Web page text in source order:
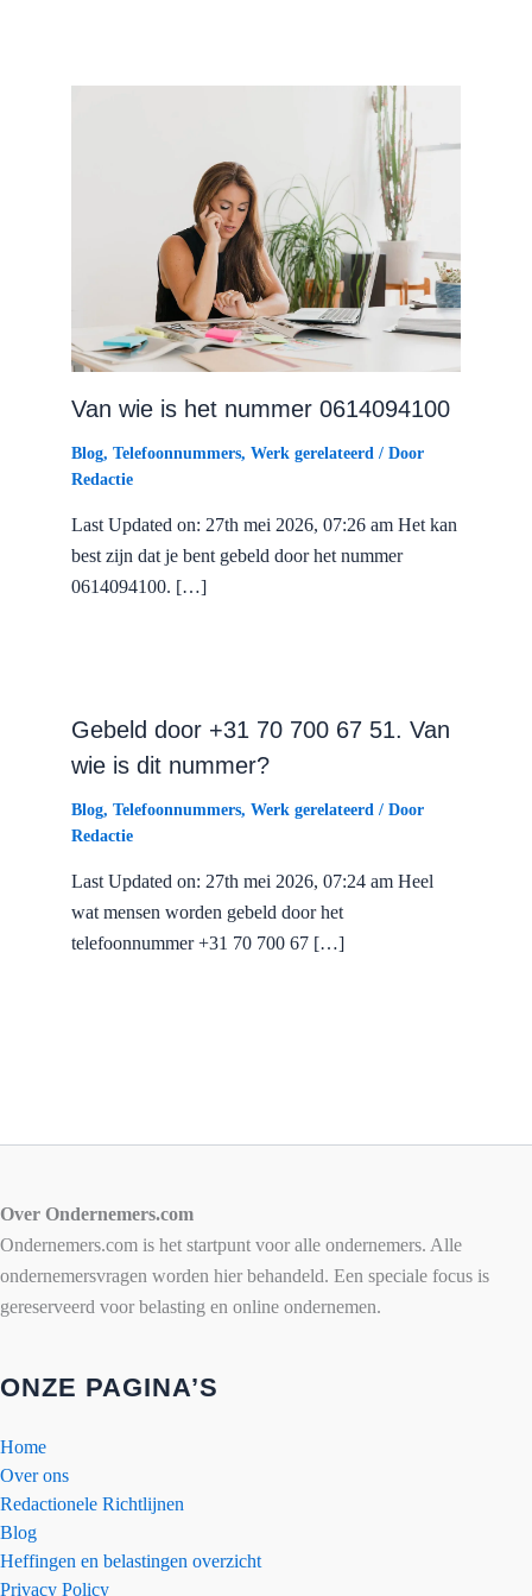
Van wie is het nummer 0614094100
Blog, Telefoonnummers, Werk gerelateerd / Door
Redactie
Last Updated on: 27th mei 2026, 07:26 am Het kan
best zijn dat je bent gebeld door het nummer
0614094100. […]
Gebeld door +31 70 700 67 51. Van
wie is dit nummer?
Blog, Telefoonnummers, Werk gerelateerd / Door
Redactie
Last Updated on: 27th mei 2026, 07:24 am Heel
wat mensen worden gebeld door het
telefoonnummer +31 70 700 67 […]
Over Ondernemers.com
Ondernemers.com is het startpunt voor alle ondernemers. Alle
ondernemersvragen worden hier behandeld. Een speciale focus is
gereserveerd voor belasting en online ondernemen.
ONZE PAGINA’S
Home
Over ons
Redactionele Richtlijnen
Blog
Heffingen en belastingen overzicht
Privacy Policy